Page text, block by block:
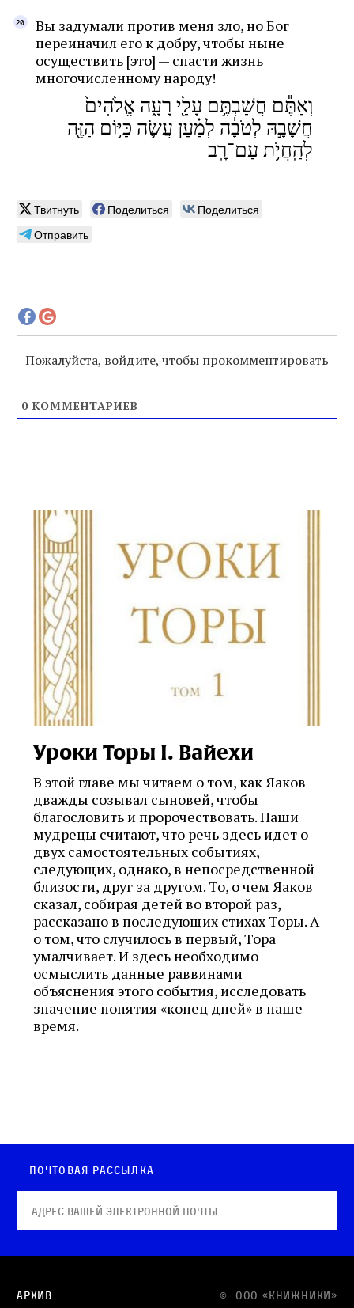
Вы задумали против меня зло, но Бог
переиначил его к добру, чтобы ныне
осуществить [это] — спасти жизнь
многочисленному народу!
וְאַתֶּ֕ם חֲשַׁבְתֶּ֥ם עָלַ֖י רָעָ֑ה אֱלֹהִים֙
חֲשָׁבָ֣הּ לְטֹבָ֔ה לְמַ֗עַן עֲשׂ֛ה כַּיּ֥וֹם הַזֶּ֖ה
לְהַֽחֲיֹ֥ת עַם־רָֽב
Твитнуть Поделиться
Поделиться
Отправить
Пожалуйста, войдите, чтобы прокомментировать
0 КОММЕНТАРИЕВ
Уроки Торы I. Вайехи
В этой главе мы читаем о том, как Яаков
дважды созывал сыновей, чтобы
благословить и пророчествовать. Наши
мудрецы считают, что речь здесь идет о
двух самостоятельных событиях,
следующих, однако, в непосредственной
близости, друг за другом. То, о чем Яаков
сказал, собирая детей во второй раз,
рассказано в последующих стихах Торы. А
о том, что случилось в первый, Тора
умалчивает. И здесь необходимо
осмыслить данные раввинами
объяснения этого события, исследовать
значение понятия «конец дней» в наше
время.
Почтовая рассылка
© OOO «КНИЖНИКИ»
Архив